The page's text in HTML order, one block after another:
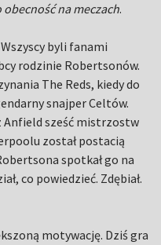
na meczach.
byli fanami
rodzinie Robertsonów.
The Reds, kiedy do
snajper Celtów.
Anfield sześć mistrzostw
został postacią
spotkał go na
co powiedzieć. Zdębiał.
motywację. Dziś gra